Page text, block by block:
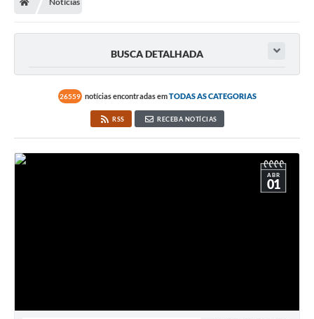
BUSCA DETALHADA
26559 notícias encontradas emTODAS AS CATEGORIAS
RSS RECEBA NOTÍCIAS
ABR
01